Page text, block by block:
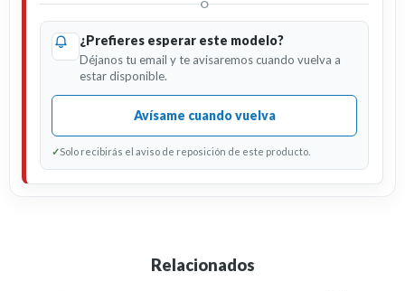
O
¿Prefieres esperar este modelo?
Déjanos tu email y te avisaremos cuando vuelva a
estar disponible.
Avísame cuando vuelva
✓Solo recibirás el aviso de reposición de este producto.
Relacionados